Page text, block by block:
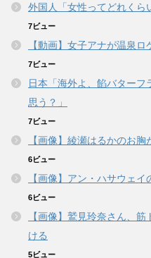
外国人「女性ってどれくら
7ビュー
【動画】女子アナが温泉
7ビュー
日本「海外よ、餡バターフ
思う？」
7ビュー
【画像】綾瀬はるかのお胸
6ビュー
【画像】アン・ハサウェ
6ビュー
【画像】鷲見玲奈さん、
ける
5ビュー